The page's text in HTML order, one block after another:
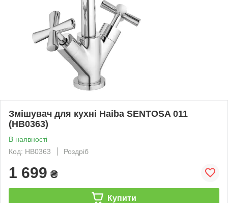
Змішувач для кухні Haiba SENTOSA 011
(HB0363)
В наявності
Код: HB0363
Роздріб
1 699 ₴
Купити